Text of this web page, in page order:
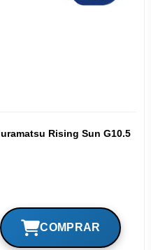
Rising Sun G10.5